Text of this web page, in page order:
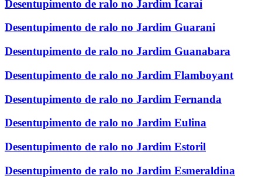
Desentupimento de ralo no Jardim Icaraí
Desentupimento de ralo no Jardim Guarani
Desentupimento de ralo no Jardim Guanabara
Desentupimento de ralo no Jardim Flamboyant
Desentupimento de ralo no Jardim Fernanda
Desentupimento de ralo no Jardim Eulina
Desentupimento de ralo no Jardim Estoril
Desentupimento de ralo no Jardim Esmeraldina